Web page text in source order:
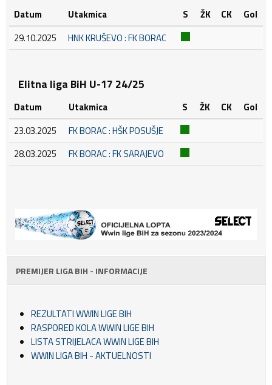
Datum Utakmica S ŽK CK
Gol
29.10.2025
HNK KRUŠEVO : FK BORAC
Elitna liga BiH U-17 24/25
Datum Utakmica S ŽK CK
Gol
23.03.2025
FK BORAC : HŠK POSUŠJE
28.03.2025
FK BORAC : FK SARAJEVO
PREMIJER LIGA BIH - INFORMACIJE
REZULTATI WWIN LIGE BIH
RASPORED KOLA WWIN LIGE BIH
LISTA STRIJELACA WWIN LIGE BIH
WWIN LIGA BIH - AKTUELNOSTI